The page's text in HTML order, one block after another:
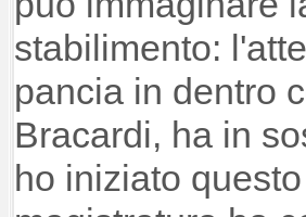
stabilimento:
pancia in dentro
Bracardi, ha in
ho iniziato